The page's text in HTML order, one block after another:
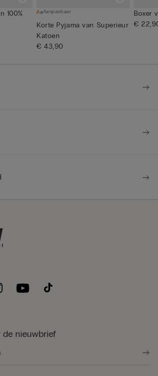
100%
Aanpasbaar
Korte Pyjama van Superieur
Katoen
€ 43,90
Boxer
€
de nieuwbrief